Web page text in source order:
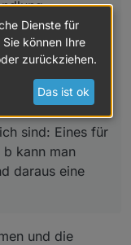
werden
sind: Eines für
kann man
daraus eine
und die
Dienste für
können Ihre
zurückziehen.
Das ist ok